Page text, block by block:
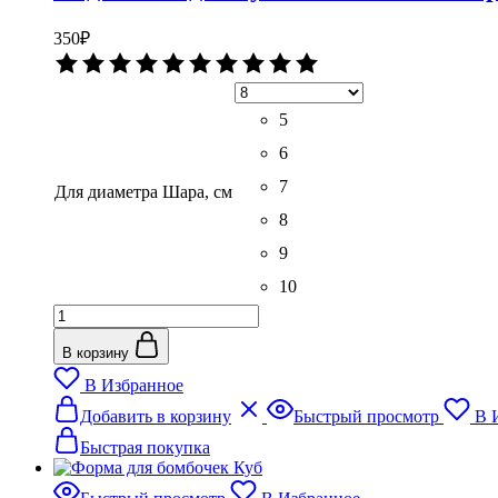
350₽
0
из
Для диаметра Шара, см
5
6
7
8
9
10
Количество
товара
Подставка
для
сушки
бомбочек
Шар
В корзину
В Избранное
Добавить в корзину
Этот
товар
несколько
вариаций.
Быстрый просмотр
В
Быстрая покупка